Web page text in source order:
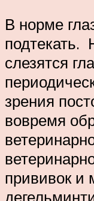
В норме
подтекать.
слезятся
зрения
вовремя
прививок и